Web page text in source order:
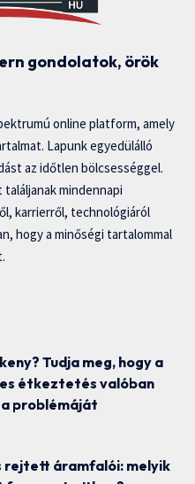
gondolatok, örök
online platform, amely
Lapunk egyedülálló
az időtlen bölcsességgel.
mindennapi
karrierről, technológiáról
hogy a minőségi tartalommal
Tudja meg, hogy a
étkeztetés valóban
problémáját
rejtett áramfalói: melyik